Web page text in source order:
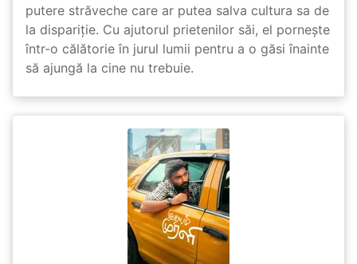
putere străveche care ar putea salva cultura sa de
la dispariție. Cu ajutorul prietenilor săi, el pornește
într-o călătorie în jurul lumii pentru a o găsi înainte
să ajungă la cine nu trebuie.